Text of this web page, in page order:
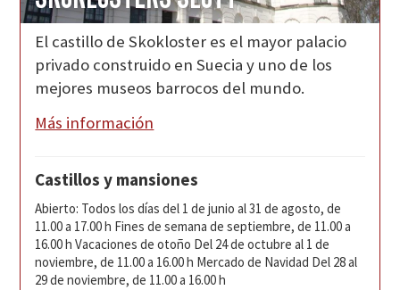
El castillo de Skokloster es el mayor palacio
privado construido en Suecia y uno de los
mejores museos barrocos del mundo.
Más información
Castillos y mansiones
Abierto: Todos los días del 1 de junio al 31 de agosto, de
11.00 a 17.00 h Fines de semana de septiembre, de 11.00 a
16.00 h Vacaciones de otoño Del 24 de octubre al 1 de
noviembre, de 11.00 a 16.00 h Mercado de Navidad Del 28 al
29 de noviembre, de 11.00 a 16.00 h